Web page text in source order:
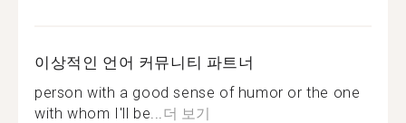
이상적인 언어 커뮤니티 파트너
person with a good sense of humor or the one
with whom I'll be...더 보기